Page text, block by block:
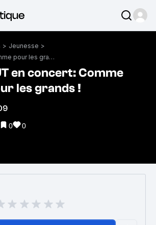
> Jeunesse >
ZUT en concert: Comme pour les grands !
en concert: Comme
les grands !
0 0